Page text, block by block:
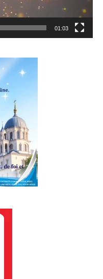
01:03